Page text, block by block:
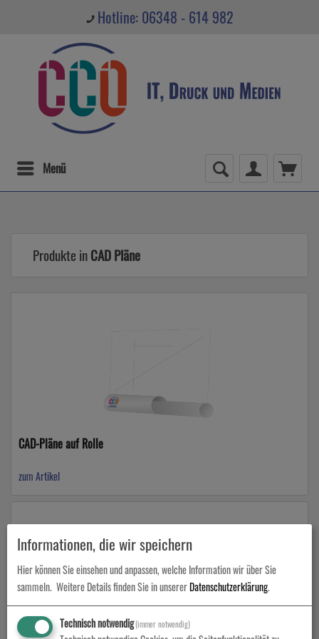
Hotline: 06348 - 614 982
Menü
Produkte inCAD Pläne
CAD-Pläne auf Rolle
zum Artikel
Informationen, die wir speichern
Hier können Sie einsehen und anpassen, welche Information wir über Sie
sammeln. Weitere Details finden Sie in unsererDatenschutzerklärung.
Technisch notwendig(immer notwendig)